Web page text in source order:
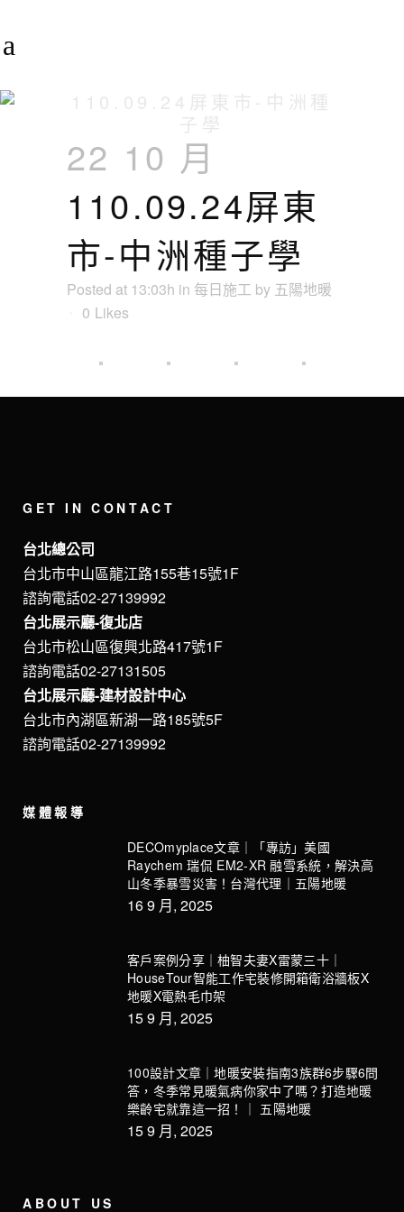
22 10 月
110.09.24屏東
市-中洲種子學
Posted at 13:03h in 每日施工 by 五陽地暖
0 Likes
GET IN CONTACT
台北總公司
台北市中山區龍江路155巷15號1F
諮詢電話02-27139992
台北展示廳-復北店
台北市松山區復興北路417號1F
諮詢電話02-27131505
台北展示廳-建材設計中心
台北市內湖區新湖一路185號5F
諮詢電話02-27139992
媒體報導
DECOmyplace文章｜「專訪」美國
Raychem 瑞侃 EM2-XR 融雪系統，解決高
山冬季暴雪災害！台灣代理｜五陽地暖
16 9 月, 2025
客戶案例分享｜柚智夫妻X雷蒙三十｜
HouseTour智能工作宅裝修開箱衛浴牆板X
地暖X電熱毛巾架
15 9 月, 2025
100設計文章｜地暖安裝指南3族群6步驟6問
答，冬季常見暖氣病你家中了嗎？打造地暖
樂齡宅就靠這一招！｜ 五陽地暖
15 9 月, 2025
ABOUT US